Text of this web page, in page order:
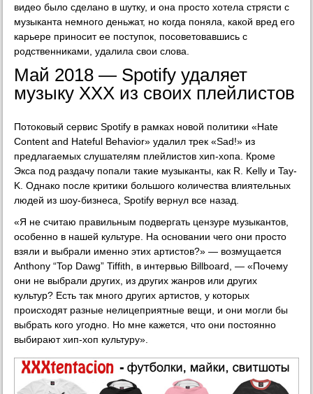
видео было сделано в шутку, и она просто хотела стрясти с
музыканта немного деньжат, но когда поняла, какой вред его
карьере приносит ее поступок, посоветовавшись с
родственниками, удалила свои слова.
Май 2018 — Spotify удаляет
музыку XXX из своих плейлистов
Потоковый сервис Spotify в рамках новой политики «Hate
Content and Hateful Behavior» удалил трек «Sad!» из
предлагаемых слушателям плейлистов хип-хопа. Кроме
Экса под раздачу попали такие музыканты, как R. Kelly и Tay-
K. Однако после критики большого количества влиятельных
людей из шоу-бизнеса, Spotify вернул все назад.
«Я не считаю правильным подвергать цензуре музыкантов,
особенно в нашей культуре. На основании чего они просто
взяли и выбрали именно этих артистов?» — возмущается
Anthony “Top Dawg” Tiffith, в интервью Billboard, — «Почему
они не выбрали других, из других жанров или других
культур? Есть так много других артистов, у которых
происходят разные нелицеприятные вещи, и они могли бы
выбрать кого угодно. Но мне кажется, что они постоянно
выбирают хип-хоп культуру».